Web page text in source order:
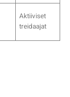
Aktiiviset
treidaajat